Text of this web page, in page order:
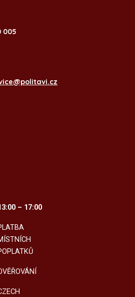
005
– 17:00